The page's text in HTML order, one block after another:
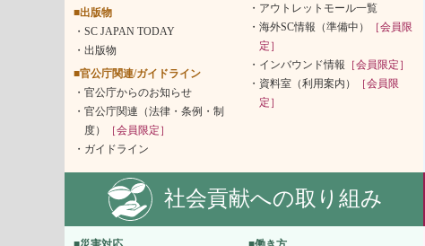
■出版物
SC JAPAN TODAY
出版物
■官公庁関連/ガイドライン
官公庁からのお知らせ
官公庁関連（法律・条例・制
度）
［会員限定］
ガイドライン
アウトレットモール一覧
海外SC情報（準備中）
［会員限
定］
インバウンド情報 ［会員限定］
資料室（利用案内）
［会員限
定］
社会貢献への取り組み